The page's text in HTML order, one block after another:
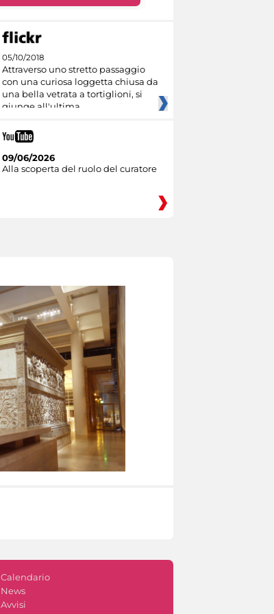
05/10/2018
Attraverso uno stretto passaggio
con una curiosa loggetta chiusa da
una bella vetrata a tortiglioni, si
giunge all'ultima
09/06/2026
Alla scoperta del ruolo del curatore
Calendario
News
Avvisi